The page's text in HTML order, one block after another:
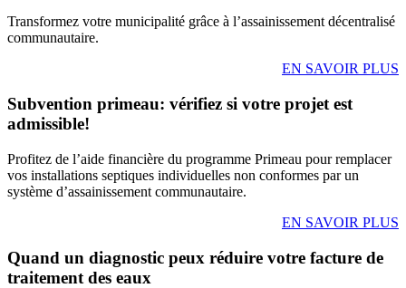
Transformez votre municipalité grâce à l’assainissement décentralisé
communautaire.
EN SAVOIR PLUS
Subvention primeau: vérifiez si votre projet est
admissible!
Profitez de l’aide financière du programme Primeau pour remplacer
vos installations septiques individuelles non conformes par un
système d’assainissement communautaire.
EN SAVOIR PLUS
Quand un diagnostic peux réduire votre facture de
traitement des eaux